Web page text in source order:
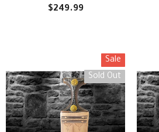
$249.99
Sale
Sold Out